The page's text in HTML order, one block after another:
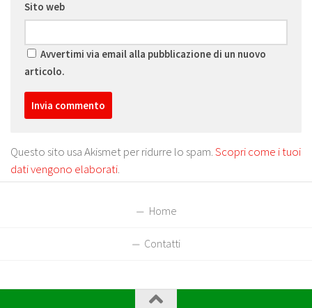
Sito web
Avvertimi via email alla pubblicazione di un nuovo
articolo.
Questo sito usa Akismet per ridurre lo spam.Scopri come i tuoi
dati vengono elaborati.
Home
Contatti